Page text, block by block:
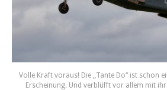
Volle Kraft voraus! Die „Tante Do“ ist schon
Erscheinung. Und verblüfft vor allem mit